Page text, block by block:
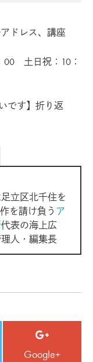
ドレス、講座
00 土日祝：10：
です】折り返
立区北千住を
を請け負う ア
代表の海上広
人・編集長
Google+